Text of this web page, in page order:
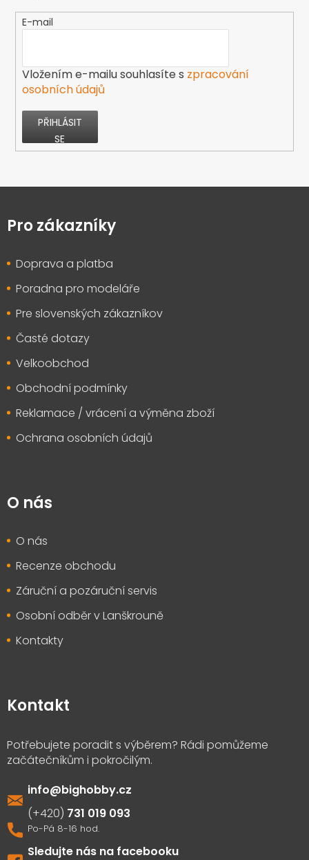
E-mail
Vložením e-mailu souhlasíte s zpracování
osobních údajů
PŘIHLÁSIT
SE
Z
pPro zákazníky
Doprava a platba
Poradna pro modeláře
Pre slovenských zákazníkov
Časté dotazy
Velkoobchod
Obchodní podmínky
Reklamace / vrácení a výměna zboží
Ochrana osobních údajů
O nás
O nás
Recenze obchodu
Záruční a pozáruční servis
Osobní odběr v Lanškrouně
Kontakty
Kontakt
info@bighobby.cz
731 019 093
Sledujte nás na facebooku